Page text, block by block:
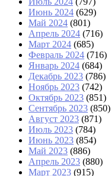
Июнь 2024 (629)
Май 2024 (801)
Апрель 2024 (716)
Март 2024 (685)
Февраль 2024 (716)
Январь 2024 (684)
Декабрь 2023 (786)
Ноябрь 2023 (742)
Октябрь 2023 (851)
Сентябрь 2023 (850)
Август 2023 (871)
Июль 2023 (784)
Июнь 2023 (854)
Май 2023 (886)
Апрель 2023 (880)
Март 2023 (915)